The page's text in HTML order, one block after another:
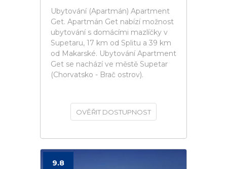
Ubytování (Apartmán) Apartment
Get. Apartmán Get nabízí možnost
ubytování s domácími mazlíčky v
Supetaru, 17 km od Splitu a 39 km
od Makarské. Ubytování Apartment
Get se nachází ve městě Supetar
(Chorvatsko - Brač ostrov).
OVĚŘIT DOSTUPNOST
9.8